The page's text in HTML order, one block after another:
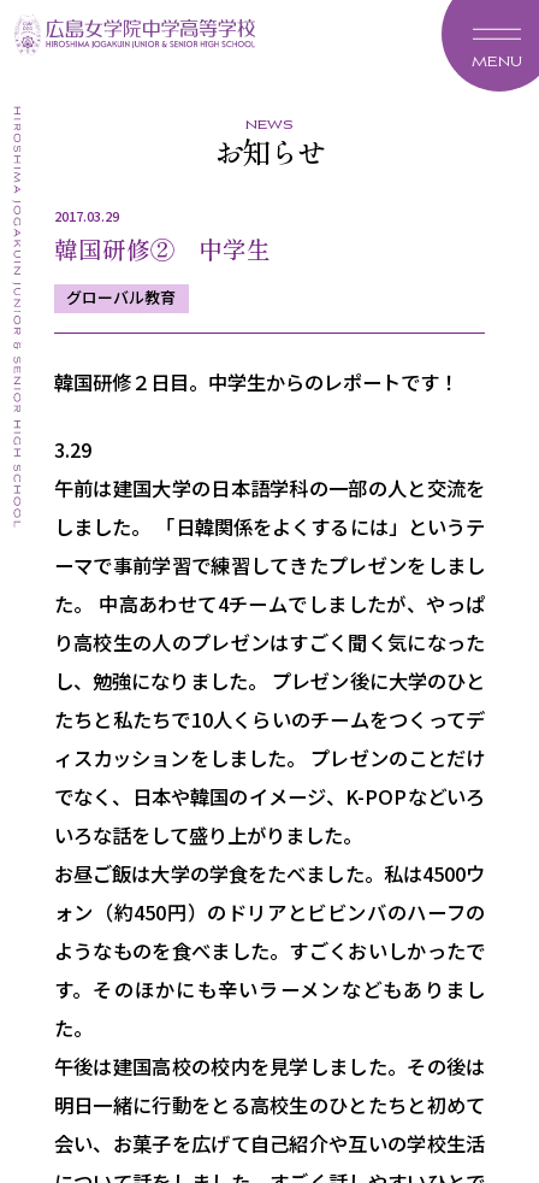
MENU
news
お知らせ
2017.03.29
韓国研修② 中学生
グローバル教育
韓国研修２日目。中学生からのレポートです！
3.29
午前は建国大学の日本語学科の一部の人と交流を
しました。 「日韓関係をよくするには」というテ
ーマで事前学習で練習してきたプレゼンをしまし
た。 中高あわせて4チームでしましたが、やっぱ
り高校生の人のプレゼンはすごく聞く気になった
し、勉強になりました。 プレゼン後に大学のひと
たちと私たちで10人くらいのチームをつくってデ
ィスカッションをしました。 プレゼンのことだけ
でなく、日本や韓国のイメージ、K-POPなどいろ
いろな話をして盛り上がりました。
お昼ご飯は大学の学食をたべました。私は4500ウ
ォン（約450円）のドリアとビビンバのハーフの
ようなものを食べました。すごくおいしかったで
す。そのほかにも辛いラーメンなどもありまし
た。
午後は建国高校の校内を見学しました。その後は
明日一緒に行動をとる高校生のひとたちと初めて
会い、お菓子を広げて自己紹介や互いの学校生活